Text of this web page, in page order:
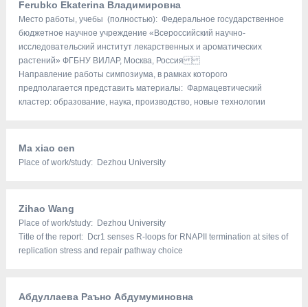
Ferubko Ekaterina Владимировна
Место работы, учебы (полностью): Федеральное государственное
бюджетное научное учреждение «Всероссийский научно-
исследовательский институт лекарственных и ароматических
растений» ФГБНУ ВИЛАР, Москва, Россия
Направление работы симпозиума, в рамках которого
предполагается представить материалы: Фармацевтический
кластер: образование, наука, производство, новые технологии
Ma xiao cen
Place of work/study: Dezhou University
Zihao Wang
Place of work/study: Dezhou University
Title of the report: Dcr1 senses R-loops for RNAPII termination at sites of
replication stress and repair pathway choice
Абдуллаева Раъно Абдумуминовна